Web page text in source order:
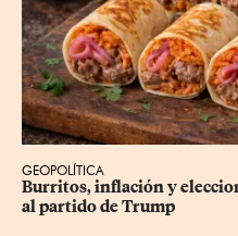
GEOPOLÍTICA
Burritos, inflación y
al partido de Trump